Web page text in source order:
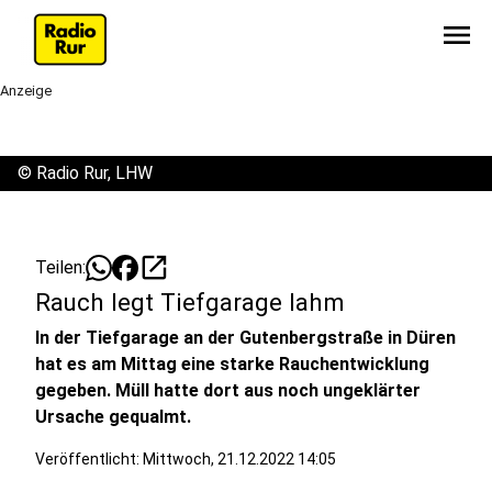
menu
Anzeige
© Radio Rur, LHW
Teilen: open_in_new
Rauch legt Tiefgarage lahm
In der Tiefgarage an der Gutenbergstraße in Düren
hat es am Mittag eine starke Rauchentwicklung
gegeben. Müll hatte dort aus noch ungeklärter
Ursache gequalmt.
Veröffentlicht: Mittwoch, 21.12.2022 14:05